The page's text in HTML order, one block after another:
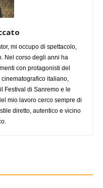
mi occupo di spettacolo,
Nel corso degli anni ha
con protagonisti del
italiano,
Festival di Sanremo e le
mio lavoro cerco sempre di
diretto, autentico e vicino